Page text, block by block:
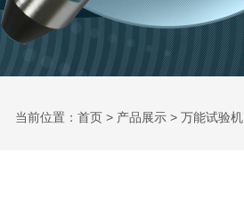
当前位置： 首页 > 产品展示 > 万能试验机